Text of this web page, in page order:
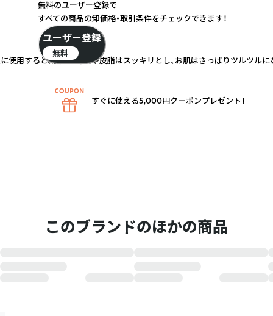
用すると、余分な汚れや皮脂はスッキリとし、お肌はさっぱりツルツルに
このブランドのほかの商品
無料のユーザー登録で
すべての商品の卸価格・取引条件をチェックできます！
ユーザー登録
無料
すぐに使える5,000円クーポンプレゼント！